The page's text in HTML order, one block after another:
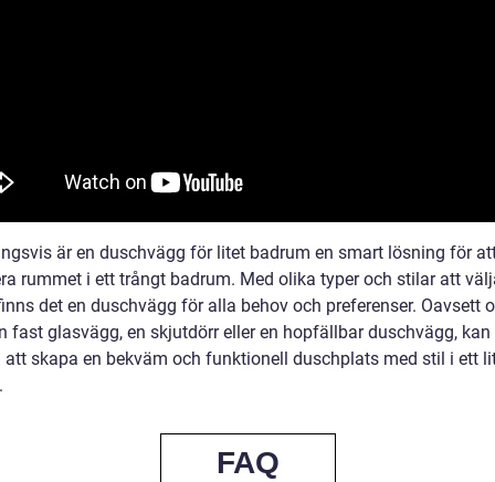
är en duschvägg för litet badrum en smart lösning för
rummet i ett trångt badrum. Med olika typer och stilar att
det en duschvägg för alla behov och preferenser. Oavsett
fast glasvägg, en skjutdörr eller en hopfällbar duschvägg, kan
skapa en bekväm och funktionell duschplats med stil i ett
FAQ